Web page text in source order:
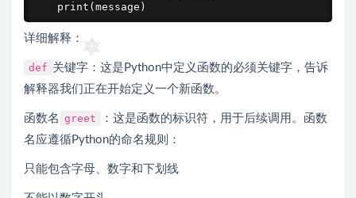
    print(message)
详细解释：
def 关键字：这是Python中定义函数的必须关键字，告诉
解释器我们正在开始定义一个新函数。
函数名 greet
：这是函数的标识符，用于后续调用。函数
名应遵循Python的命名规则：
只能包含字母、数字和下划线